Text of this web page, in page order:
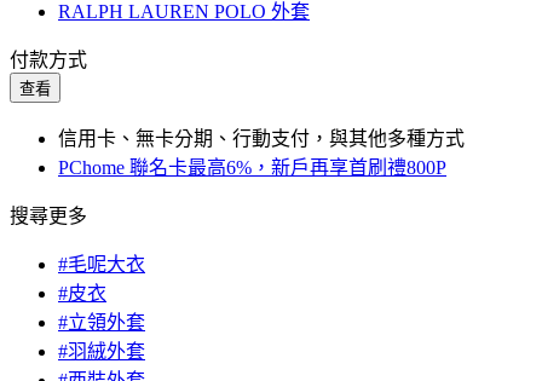
RALPH LAUREN POLO 外套
付款方式
查看
信用卡、無卡分期、行動支付，與其他多種方式
PChome 聯名卡最高6%，新戶再享首刷禮800P
搜尋更多
#毛呢大衣
#皮衣
#立領外套
#羽絨外套